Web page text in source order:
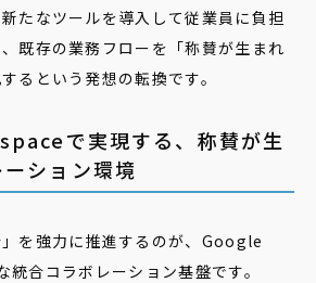
たなツールを導入して従業員に負担
既存の業務フローを「称賛が生まれ
るという発想の転換です。
で実現する、称賛が生
ション環境
を強力に推進するのが、Google
合コラボレーション基盤です。